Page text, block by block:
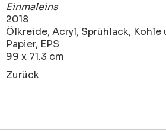
Einmaleins
2018
Ölkreide, Acryl, Sprühlack,
Papier, EPS
99 x 71.3 cm
Zurück